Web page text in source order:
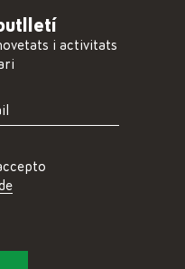
i activitats